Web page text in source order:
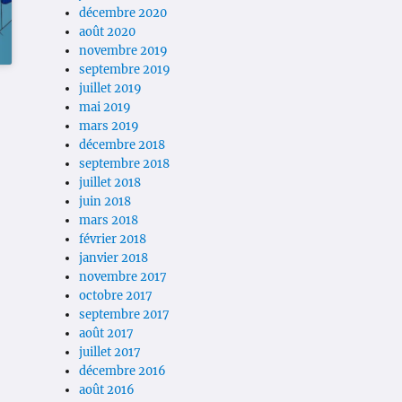
décembre 2020
août 2020
novembre 2019
septembre 2019
juillet 2019
mai 2019
mars 2019
décembre 2018
septembre 2018
juillet 2018
juin 2018
mars 2018
février 2018
janvier 2018
novembre 2017
octobre 2017
septembre 2017
août 2017
juillet 2017
décembre 2016
août 2016